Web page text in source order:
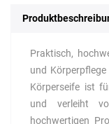
Praktisch,
und
Körperseife ist
und verleiht
hochwertigen